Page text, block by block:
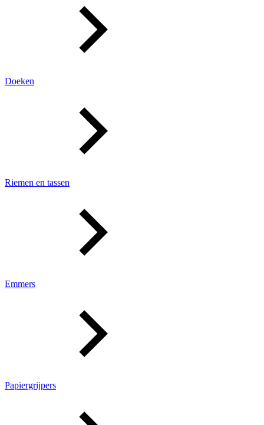
Doeken
Riemen en tassen
Emmers
Papiergrijpers